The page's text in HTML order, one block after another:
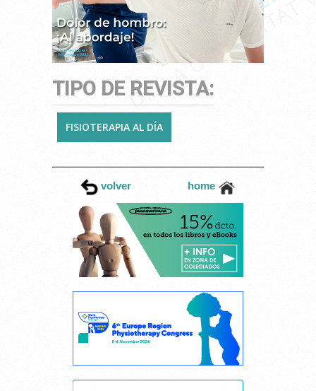
TIPO DE REVISTA:
FISIOTERAPIA AL DÍA
volver home